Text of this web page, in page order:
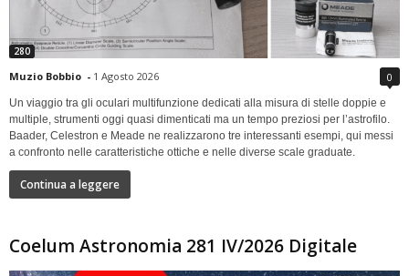
280
Muzio Bobbio - 1 Agosto 2026 0
Un viaggio tra gli oculari multifunzione dedicati alla misura di stelle doppie e
multiple, strumenti oggi quasi dimenticati ma un tempo preziosi per l’astrofilo.
Baader, Celestron e Meade ne realizzarono tre interessanti esempi, qui messi
a confronto nelle caratteristiche ottiche e nelle diverse scale graduate.
Continua a leggere
Coelum Astronomia 281 IV/2026 Digitale